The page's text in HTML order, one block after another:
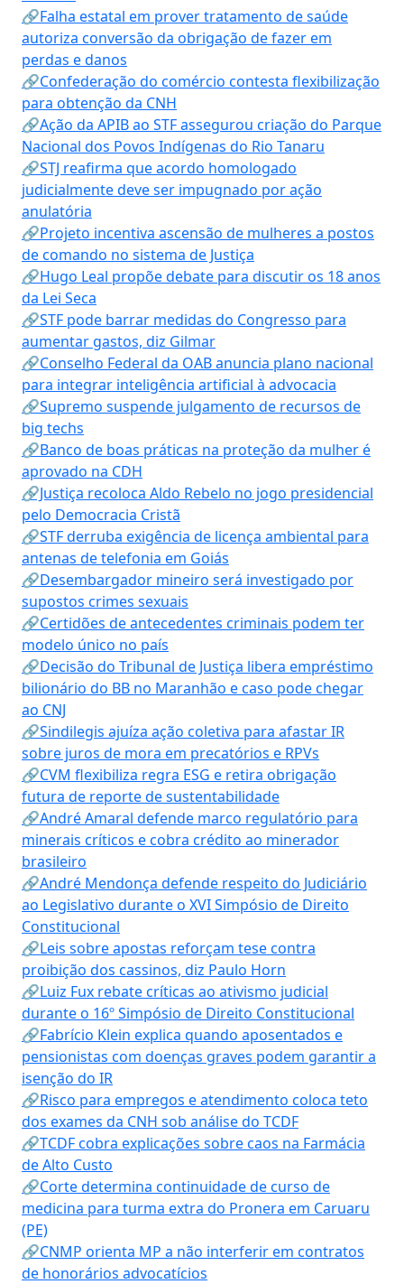
🔗Falha estatal em prover tratamento de saúde
autoriza conversão da obrigação de fazer em
perdas e danos
🔗Confederação do comércio contesta flexibilização
para obtenção da CNH
🔗Ação da APIB ao STF assegurou criação do Parque
Nacional dos Povos Indígenas do Rio Tanaru
🔗STJ reafirma que acordo homologado
judicialmente deve ser impugnado por ação
anulatória
🔗Projeto incentiva ascensão de mulheres a postos
de comando no sistema de Justiça
🔗Hugo Leal propõe debate para discutir os 18 anos
da Lei Seca
🔗STF pode barrar medidas do Congresso para
aumentar gastos, diz Gilmar
🔗Conselho Federal da OAB anuncia plano nacional
para integrar inteligência artificial à advocacia
🔗Supremo suspende julgamento de recursos de
big techs
🔗Banco de boas práticas na proteção da mulher é
aprovado na CDH
🔗Justiça recoloca Aldo Rebelo no jogo presidencial
pelo Democracia Cristã
🔗STF derruba exigência de licença ambiental para
antenas de telefonia em Goiás
🔗Desembargador mineiro será investigado por
supostos crimes sexuais
🔗Certidões de antecedentes criminais podem ter
modelo único no país
🔗Decisão do Tribunal de Justiça libera empréstimo
bilionário do BB no Maranhão e caso pode chegar
ao CNJ
🔗Sindilegis ajuíza ação coletiva para afastar IR
sobre juros de mora em precatórios e RPVs
🔗CVM flexibiliza regra ESG e retira obrigação
futura de reporte de sustentabilidade
🔗André Amaral defende marco regulatório para
minerais críticos e cobra crédito ao minerador
brasileiro
🔗André Mendonça defende respeito do Judiciário
ao Legislativo durante o XVI Simpósio de Direito
Constitucional
🔗Leis sobre apostas reforçam tese contra
proibição dos cassinos, diz Paulo Horn
🔗Luiz Fux rebate críticas ao ativismo judicial
durante o 16º Simpósio de Direito Constitucional
🔗Fabrício Klein explica quando aposentados e
pensionistas com doenças graves podem garantir a
isenção do IR
🔗Risco para empregos e atendimento coloca teto
dos exames da CNH sob análise do TCDF
🔗TCDF cobra explicações sobre caos na Farmácia
de Alto Custo
🔗Corte determina continuidade de curso de
medicina para turma extra do Pronera em Caruaru
(PE)
🔗CNMP orienta MP a não interferir em contratos
de honorários advocatícios